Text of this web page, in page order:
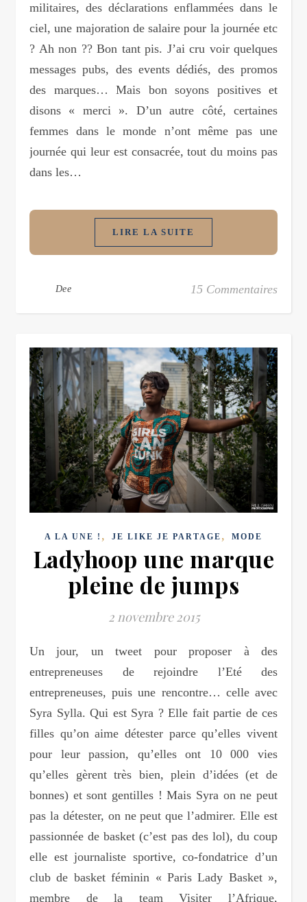
militaires, des déclarations enflammées dans le
ciel, une majoration de salaire pour la journée etc
? Ah non ?? Bon tant pis. J’ai cru voir quelques
messages pubs, des events dédiés, des promos
des marques… Mais bon soyons positives et
disons « merci ». D’un autre côté, certaines
femmes dans le monde n’ont même pas une
journée qui leur est consacrée, tout du moins pas
dans les…
LIRE LA SUITE
Dee 15 Commentaires
A LA UNE ! , JE LIKE JE PARTAGE , MODE
Ladyhoop une marque
pleine de jumps
2 novembre 2015
Un jour, un tweet pour proposer à des
entrepreneuses de rejoindre l’Eté des
entrepreneuses, puis une rencontre… celle avec
Syra Sylla. Qui est Syra ? Elle fait partie de ces
filles qu’on aime détester parce qu’elles vivent
pour leur passion, qu’elles ont 10 000 vies
qu’elles gèrent très bien, plein d’idées (et de
bonnes) et sont gentilles ! Mais Syra on ne peut
pas la détester, on ne peut que l’admirer. Elle est
passionnée de basket (c’est pas des lol), du coup
elle est journaliste sportive, co-fondatrice d’un
club de basket féminin « Paris Lady Basket »,
membre de la team Visiter l’Afrique,